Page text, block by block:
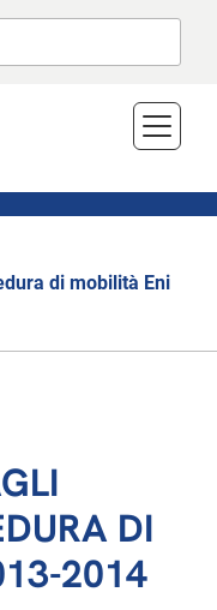
di mobilità Eni
DI
2014